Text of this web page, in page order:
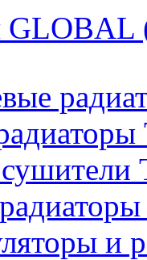
GLOBAL
и